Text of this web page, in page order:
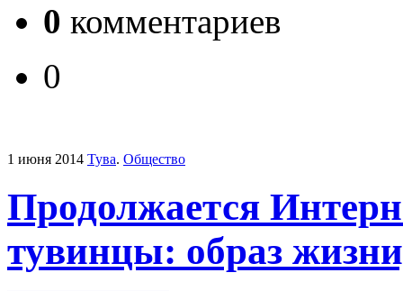
0 комментариев
0
1 июня 2014 Тува. Общество
Продолжается
тувинцы: образ